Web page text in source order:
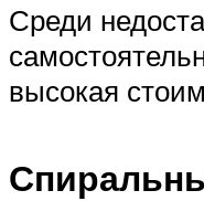
Среди
высокая